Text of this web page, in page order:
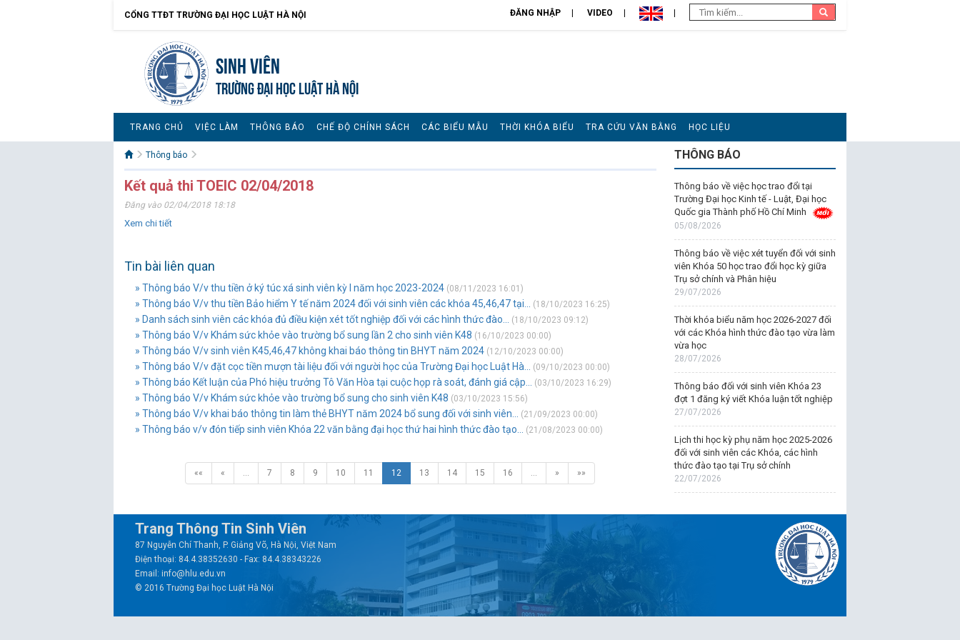
CỔNG TTĐT TRƯỜNG ĐẠI HỌC LUẬT HÀ NỘI ĐĂNG NHẬP VIDEO
Sinh viên
TRƯỜNG ĐẠI HỌC LUẬT HÀ NỘI
TRANG CHỦ VIỆC LÀM THÔNG BÁO CHẾ ĐỘ CHÍNH SÁCH CÁC BIỂU MẪU THỜI KHÓA BIỂU TRA CỨU VĂN BẰNG HỌC LIỆU
Thông báo
Kết quả thi TOEIC 02/04/2018
Đăng vào 02/04/2018 18:18
Xem chi tiết
Tin bài liên quan
» Thông báo V/v thu tiền ở ký túc xá sinh viên kỳ I năm học 2023-2024 (08/11/2023 16:01)
» Thông báo V/v thu tiền Bảo hiểm Y tế năm 2024 đối với sinh viên các khóa 45,46,47 tại... (18/10/2023 16:25)
» Danh sách sinh viên các khóa đủ điều kiện xét tốt nghiệp đối với các hình thức đào... (18/10/2023 09:12)
» Thông báo V/v Khám sức khỏe vào trường bổ sung lần 2 cho sinh viên K48 (16/10/2023 00:00)
» Thông báo V/v sinh viên K45,46,47 không khai báo thông tin BHYT năm 2024 (12/10/2023 00:00)
» Thông báo V/v đặt cọc tiền mượn tài liệu đối với người học của Trường Đại học Luật Hà... (09/10/2023 00:00)
» Thông báo Kết luận của Phó hiệu trưởng Tô Văn Hòa tại cuộc họp rà soát, đánh giá cập... (03/10/2023 16:29)
» Thông báo V/v Khám sức khỏe vào trường bổ sung cho sinh viên K48 (03/10/2023 15:56)
» Thông báo V/v khai báo thông tin làm thẻ BHYT năm 2024 bổ sung đối với sinh viên... (21/09/2023 00:00)
» Thông báo v/v đón tiếp sinh viên Khóa 22 văn bằng đại học thứ hai hình thức đào tạo... (21/08/2023 00:00)
«« « … 7 8 9 10 11 12 13 14 15 16 … » »»
THÔNG BÁO
Thông báo về việc học trao đổi tại
Trường Đại học Kinh tế - Luật, Đại học
Quốc gia Thành phố Hồ Chí Minh
05/08/2026
Thông báo về việc xét tuyển đối với sinh
viên Khóa 50 học trao đổi học kỳ giữa
Trụ sở chính và Phân hiệu
29/07/2026
Thời khóa biểu năm học 2026-2027 đối
với các Khóa hình thức đào tạo vừa làm
vừa học
28/07/2026
Thông báo đối với sinh viên Khóa 23
đợt 1 đăng ký viết Khóa luận tốt nghiệp
27/07/2026
Lịch thi học kỳ phụ năm học 2025-2026
đối với sinh viên các Khóa, các hình
thức đào tạo tại Trụ sở chính
22/07/2026
Trang Thông Tin Sinh Viên
87 Nguyễn Chí Thanh, P. Giảng Võ, Hà Nội, Việt Nam
Điện thoại: 84.4.38352630 - Fax: 84.4.38343226
Email: info@hlu.edu.vn
© 2016 Trường Đại học Luật Hà Nội